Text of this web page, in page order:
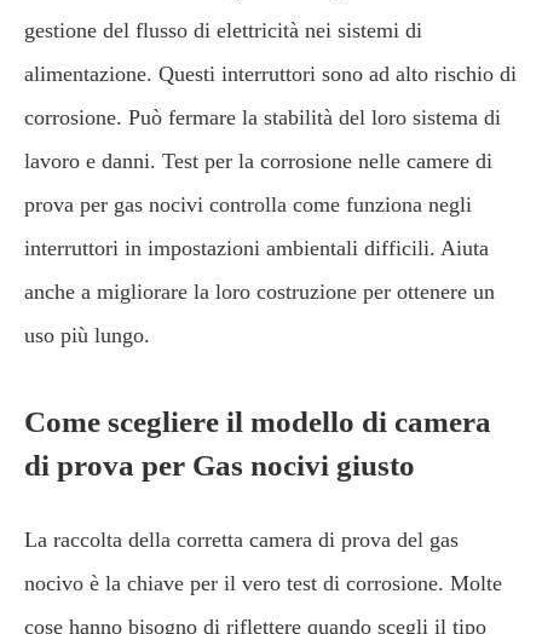
gestione del flusso di elettricità nei sistemi di
alimentazione. Questi interruttori sono ad alto rischio di
corrosione. Può fermare la stabilità del loro sistema di
lavoro e danni. Test per la corrosione nelle camere di
prova per gas nocivi controlla come funziona negli
interruttori in impostazioni ambientali difficili. Aiuta
anche a migliorare la loro costruzione per ottenere un
uso più lungo.
Come scegliere il modello di camera
di prova per Gas nocivi giusto
La raccolta della corretta camera di prova del gas
nocivo è la chiave per il vero test di corrosione. Molte
cose hanno bisogno di riflettere quando scegli il tipo